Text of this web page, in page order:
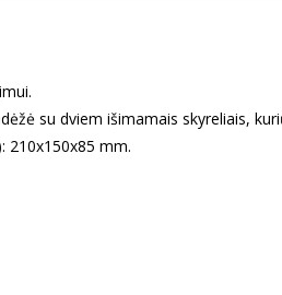
su dviem išimamais skyreliais,
210x150x85 mm.